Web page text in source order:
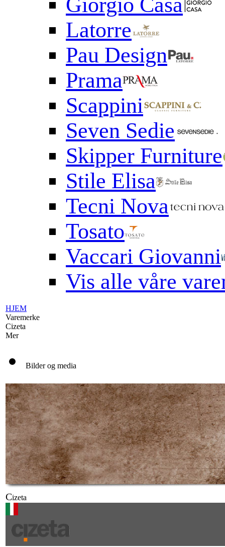
Latorre
Pau Design
Prama
Scappini
Seven Sedie
Skipper Furniture
Stile Elisa
Tecni Nova
Tosato
Vaccari Giovanni
Vis alle våre
HJEM
Varemerke
Cizeta
Mer
Bilder og media
Cizeta